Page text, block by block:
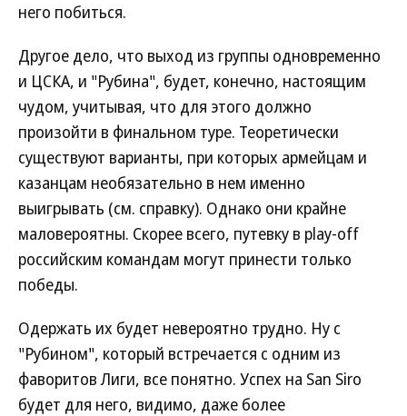
него побиться.
Другое дело, что выход из группы одновременно
и ЦСКА, и "Рубина", будет, конечно, настоящим
чудом, учитывая, что для этого должно
произойти в финальном туре. Теоретически
существуют варианты, при которых армейцам и
казанцам необязательно в нем именно
выигрывать (см. справку). Однако они крайне
маловероятны. Скорее всего, путевку в play-off
российским командам могут принести только
победы.
Одержать их будет невероятно трудно. Ну с
"Рубином", который встречается с одним из
фаворитов Лиги, все понятно. Успех на San Siro
будет для него, видимо, даже более